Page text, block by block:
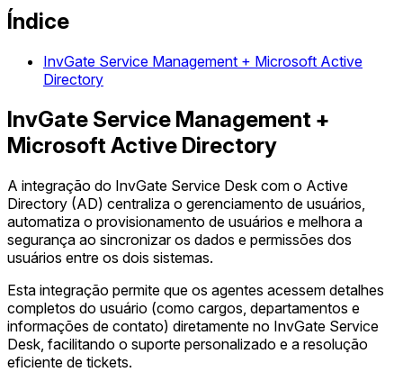
Índice
InvGate Service Management + Microsoft Active
Directory
InvGate Service Management +
Microsoft Active Directory
A integração do InvGate Service Desk com o Active
Directory (AD) centraliza o gerenciamento de usuários,
automatiza o provisionamento de usuários e melhora a
segurança ao sincronizar os dados e permissões dos
usuários entre os dois sistemas.
Esta integração permite que os agentes acessem detalhes
completos do usuário (como cargos, departamentos e
informações de contato) diretamente no InvGate Service
Desk, facilitando o suporte personalizado e a resolução
eficiente de tickets.